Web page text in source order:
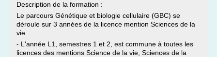
Description de la formation :
Le parcours Génétique et biologie cellulaire (GBC) se
déroule sur 3 années de la licence mention Sciences de la
vie.
- L'année L1, semestres 1 et 2, est commune à toutes les
licences des mentions Science de la vie, Sciences de la